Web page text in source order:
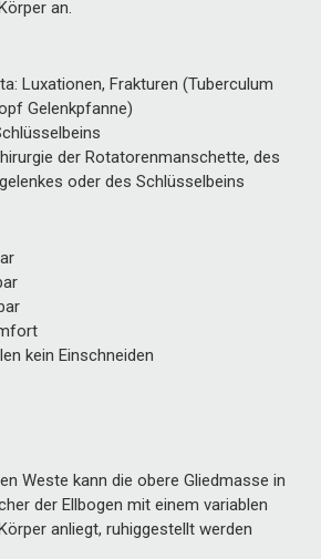
an.
Luxationen, Frakturen (Tuberculum
Gelenkpfanne)
der Rotatorenmanschette, des
oder des Schlüsselbeins
kein Einschneiden
Weste kann die obere Gliedmasse in
der Ellbogen mit einem variablen
anliegt, ruhiggestellt werden